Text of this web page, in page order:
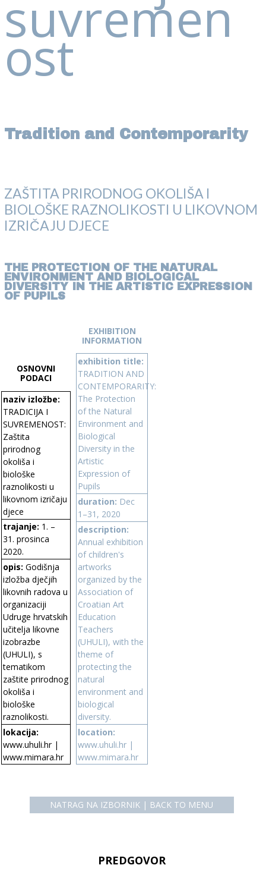
suvremen
ost
Tradition and Contemporarity
ZAŠTITA PRIRODNOG OKOLIŠA I
BIOLOŠKE RAZNOLIKOSTI U LIKOVNOM
IZRIČAJU DJECE
THE PROTECTION OF THE NATURAL
ENVIRONMENT AND BIOLOGICAL
DIVERSITY IN THE ARTISTIC EXPRESSION
OF PUPILS
OSNOVNI
PODACI
naziv izložbe:
TRADICIJA I
SUVREMENOST:
Zaštita
prirodnog
okoliša i
biološke
raznolikosti u
likovnom izričaju
djece
trajanje: 1. –
31. prosinca
2020.
opis: Godišnja
izložba dječjih
likovnih radova u
organizaciji
Udruge hrvatskih
učitelja likovne
izobrazbe
(UHULI), s
tematikom
zaštite prirodnog
okoliša i
biološke
raznolikosti.
lokacija:
www.uhuli.hr|
www.mimara.hr
EXHIBITION
INFORMATION
exhibition title:
TRADITION AND
CONTEMPORARITY:
The Protection
of the Natural
Environment and
Biological
Diversity in the
Artistic
Expression of
Pupils
duration: Dec
1–31, 2020
description:
Annual exhibition
of children's
artworks
organized by the
Association of
Croatian Art
Education
Teachers
(UHULI), with the
theme of
protecting the
natural
environment and
biological
diversity.
location:
www.uhuli.hr |
www.mimara.hr
NATRAG NA IZBORNIK | BACK TO MENU
PREDGOVOR